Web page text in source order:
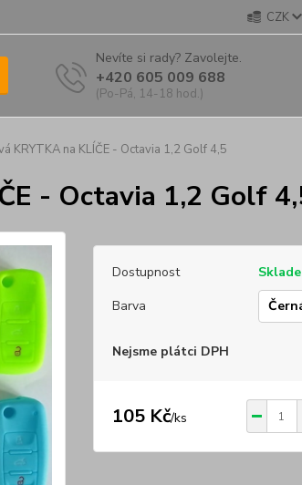
CZK
Nevíte si rady? Zavolejte.
+420 605 009 688
(Po-Pá, 14-18 hod.)
KRYTKA na KLÍČE - Octavia 1,2 Golf 4,5
- Octavia 1,2 Golf
Dostupnost
Barva
Nejsme plátci DPH
105 Kč/ks